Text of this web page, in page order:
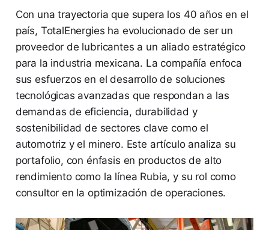
Con una trayectoria que supera los 40 años en el
país, TotalEnergies ha evolucionado de ser un
proveedor de lubricantes a un aliado estratégico
para la industria mexicana. La compañía enfoca
sus esfuerzos en el desarrollo de soluciones
tecnológicas avanzadas que respondan a las
demandas de eficiencia, durabilidad y
sostenibilidad de sectores clave como el
automotriz y el minero. Este artículo analiza su
portafolio, con énfasis en productos de alto
rendimiento como la línea Rubia, y su rol como
consultor en la optimización de operaciones.